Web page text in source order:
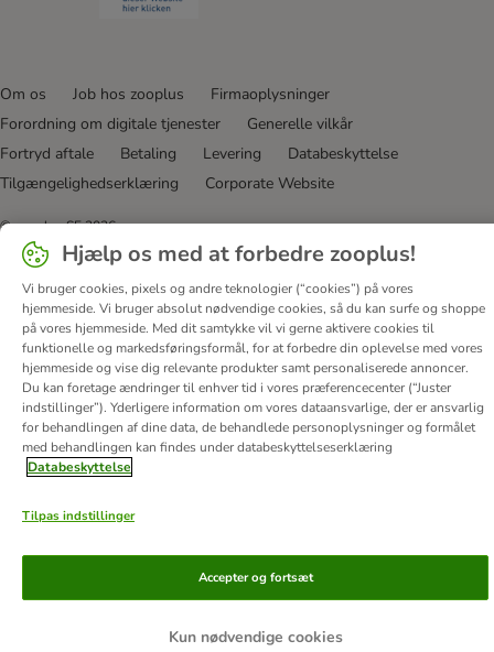
Om os Job hos zooplus
Firmaoplysninger
Forordning om digitale tjenester
Generelle vilkår
Fortryd aftale
Betaling Levering
Databeskyttelse
Tilgængelighedserklæring
Corporate Website
© zooplus SE2026
Hjælp os med at forbedre zooplus!
Vi bruger cookies, pixels og andre teknologier (“cookies”) på vores
hjemmeside. Vi bruger absolut nødvendige cookies, så du kan surfe og shoppe
på vores hjemmeside. Med dit samtykke vil vi gerne aktivere cookies til
funktionelle og markedsføringsformål, for at forbedre din oplevelse med vores
hjemmeside og vise dig relevante produkter samt personaliserede annoncer.
Du kan foretage ændringer til enhver tid i vores præferencecenter (“Juster
indstillinger”). Yderligere information om vores dataansvarlige, der er ansvarlig
for behandlingen af ​​dine data, de behandlede personoplysninger og formålet
med behandlingen kan findes under databeskyttelseserklæring
Databeskyttelse
Tilpas indstillinger
Kun nødvendige cookies
Accepter og fortsæt